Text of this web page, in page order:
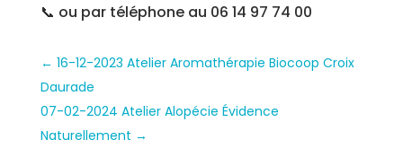
📞 ou par téléphone au 06 14 97 74 00
← 16-12-2023 Atelier Aromathérapie Biocoop Croix
Daurade
07-02-2024 Atelier Alopécie Évidence
Naturellement →